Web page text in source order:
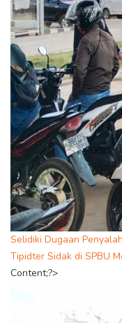
Selidiki Dugaan
Tipidter Sidak di SPBU
Content;?>